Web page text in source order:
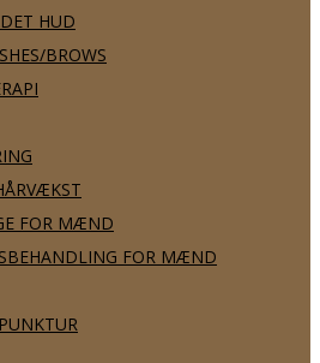
HUD
BROWS
FOR MÆND
FOR MÆND